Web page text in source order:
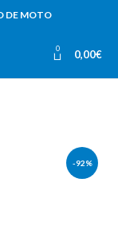
DE MOTO
0 0,00€
-92%